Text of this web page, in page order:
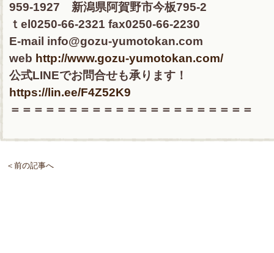
959-1927 新潟県阿賀野市今板795-2
ｔel0250-66-2321 fax0250-66-2230
E-mail info@gozu-yumotokan.com
web http://www.gozu-yumotokan.com/
公式LINEでお問合せも承ります！
https://lin.ee/F4Z52K9
＝＝＝＝＝＝＝＝＝＝＝＝＝＝＝＝＝＝＝＝＝
＜前の記事へ